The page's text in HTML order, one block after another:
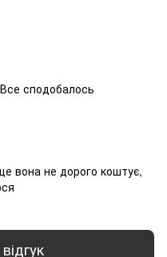
сподобалось
вона не дорого коштує,